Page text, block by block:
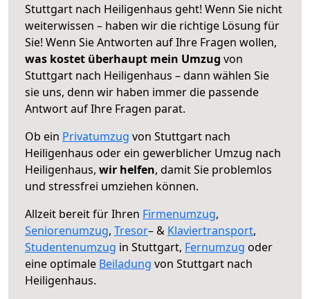
Stuttgart nach Heiligenhaus geht! Wenn Sie nicht
weiterwissen – haben wir die richtige Lösung für
Sie! Wenn Sie Antworten auf Ihre Fragen wollen,
was kostet überhaupt mein Umzug von
Stuttgart nach Heiligenhaus – dann wählen Sie
sie uns, denn wir haben immer die passende
Antwort auf Ihre Fragen parat.
Ob ein Privatumzug von Stuttgart nach
Heiligenhaus oder ein gewerblicher Umzug nach
Heiligenhaus, wir helfen, damit Sie problemlos
und stressfrei umziehen können.
Allzeit bereit für Ihren Firmenumzug,
Seniorenumzug, Tresor– & Klaviertransport,
Studentenumzug in Stuttgart, Fernumzug oder
eine optimale Beiladung von Stuttgart nach
Heiligenhaus.